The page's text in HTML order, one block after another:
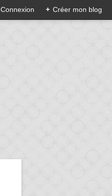
Connexion + Créer mon blog